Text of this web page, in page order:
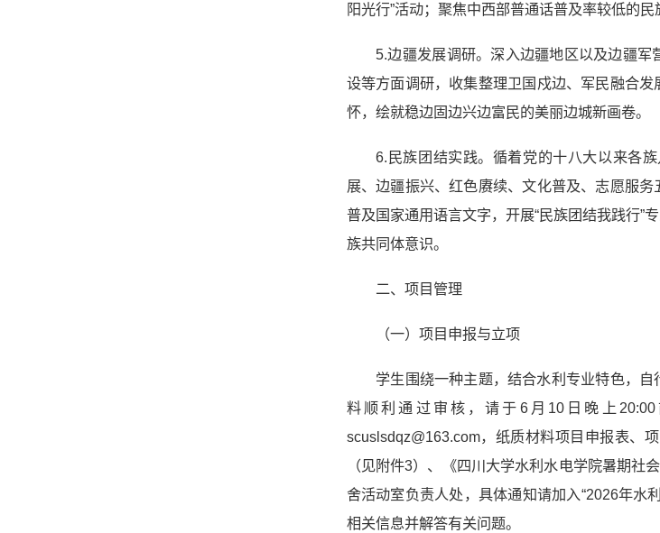
阳光行”活动；聚焦中西部普通话普及率较低的
5.边疆发展调研。深入边疆地区以及边疆
设等方面调研，收集整理卫国戍边、军民融合
怀，绘就稳边固边兴边富民的美丽边城新画卷。
6.民族团结实践。循着党的十八大以来各
展、边疆振兴、红色赓续、文化普及、志愿服
普及国家通用语言文字，开展“民族团结我践行”
族共同体意识。
二、项目管理
（一）项目申报与立项
学生围绕一种主题，结合水利专业特色，
料顺利通过审核，请于6月10日晚上
scuslsdqz@163.com，纸质材料项目申报表、项
（见附件3）、《四川大学水利水电学院暑期
舍活动室负责人处，具体通知请加入“2026年水
相关信息并解答有关问题。